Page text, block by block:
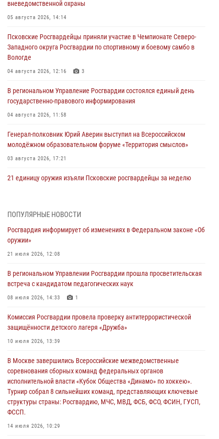
вневедомственной охраны
05 августа 2026, 14:14
Псковские Росгвардейцы приняли участие в Чемпионате Северо-
Западного округа Росгвардии по спортивному и боевому самбо в
Вологде
04 августа 2026, 12:16 3
В региональном Управление Росгвардии состоялся единый день
государственно-правового информирования
04 августа 2026, 11:58
Генерал-полковник Юрий Аверин выступил на Всероссийском
молодёжном образовательном форуме «Территория смыслов»
03 августа 2026, 17:21
21 единицу оружия изъяли Псковские росгвардейцы за неделю
Росгвардейцы принимают участие в обеспечении общественной
02 августа 2026, 13:28
За минувшие сутки Псковские росгвардейцы выезжали два раза на
31 июля 2026, 13:53
В Санкт-Петербурге прошел окружной этап ежегодного
сотрудников вневедомственной охраны Росгвардии, Псковские
Росгвардейцы одержали победу
30 июля 2026, 05:10
Псковская Росгвардия приглашает на службу в подразделениях
вневедомственной охраны
ПОПУЛЯРНЫЕ НОВОСТИ
Росгвардия информирует об изменениях в Федеральном законе «Об
оружии»
21 июля 2026, 12:08
В региональном Управлении Росгвардии прошла просветительская
встреча с кандидатом педагогических наук
08 июля 2026, 14:33 1
Комиссия Росгвардии провела проверку антитеррористической
защищённости детского лагеря «Дружба»
10 июля 2026, 13:39
В Москве завершились Всероссийские межведомственные
соревнования сборных команд федеральных органов
исполнительной власти «Кубок Общества «Динамо» по хоккею».
Турнир собрал 8 сильнейших команд, представляющих ключевые
структуры страны: Росгвардию, МЧС, МВД, ФСБ, ФСО, ФСИН, ГУСП,
ФССП.
14 июля 2026, 10:29